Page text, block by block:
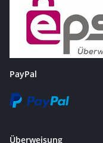
PayPal
Überweisung